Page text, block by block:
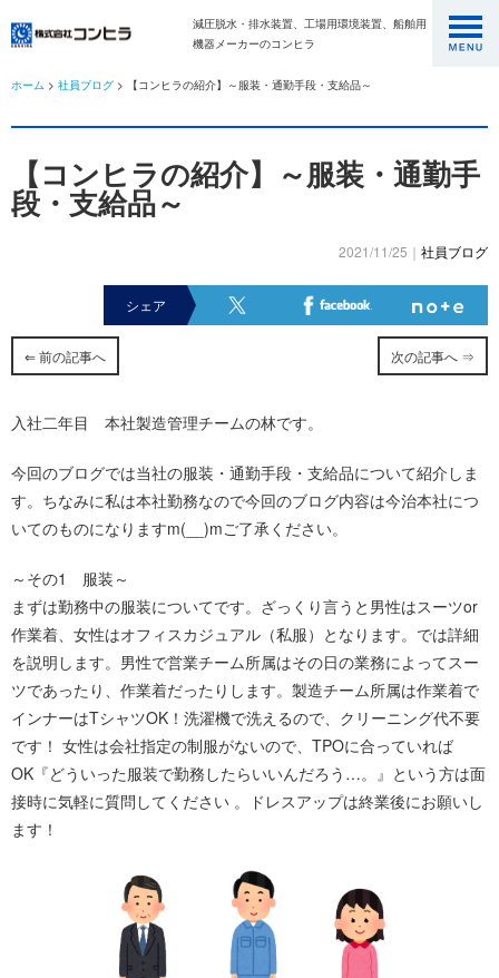
減圧脱水・排水装置、工場用環境装置、船舶用
機器メーカーのコンヒラ
ホーム > 社員ブログ > 【コンヒラの紹介】～服装・通勤手段・支給品～
【コンヒラの紹介】～服装・通勤手
段・支給品～
2021/11/25｜ 社員ブログ
シェア
⇐ 前の記事へ 次の記事へ ⇒
入社二年目 本社製造管理チームの林です。
今回のブログでは当社の服装・通勤手段・支給品について紹介しま
す。ちなみに私は本社勤務なので今回のブログ内容は今治本社につ
いてのものになりますm(__)mご了承ください。
～その1 服装～
まずは勤務中の服装についてです。ざっくり言うと男性はスーツor
作業着、女性はオフィスカジュアル（私服）となります。では詳細
を説明します。男性で営業チーム所属はその日の業務によってスー
ツであったり、作業着だったりします。製造チーム所属は作業着で
インナーはTシャツOK！洗濯機で洗えるので、クリーニング代不要
です！ 女性は会社指定の制服がないので、TPOに合っていれば
OK『どういった服装で勤務したらいいんだろう…。』という方は面
接時に気軽に質問してください 。ドレスアップは終業後にお願いし
ます！